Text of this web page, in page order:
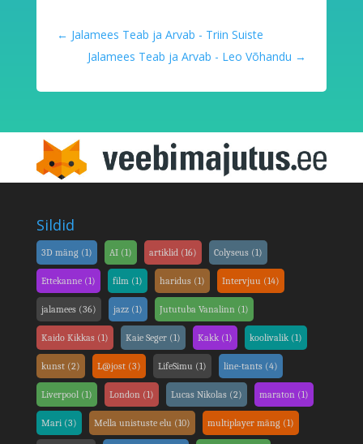
← Jalamees Teab ja Arvab - Triin Suiste
Jalamees Teab ja Arvab - Leo Võhandu →
Sildid
3D mäng (1) AI(1) artiklid (16) Colyseus(1)
Ettekanne(1) film (1) haridus(1) Intervjuu (14)
jalamees(36) jazz(1) Jututuba Vanalinn (1)
Kaido Kikkas(1) Kaie Seger(1) Kakk(1) koolivalik(1)
kunst(2) L@jost(3) LifeSimu (1) line-tants(4)
Liverpool (1) London (1) Lucas Nikolas(2) maraton (1)
Mari(3) Mella unistuste elu (10) multiplayer mäng(1)